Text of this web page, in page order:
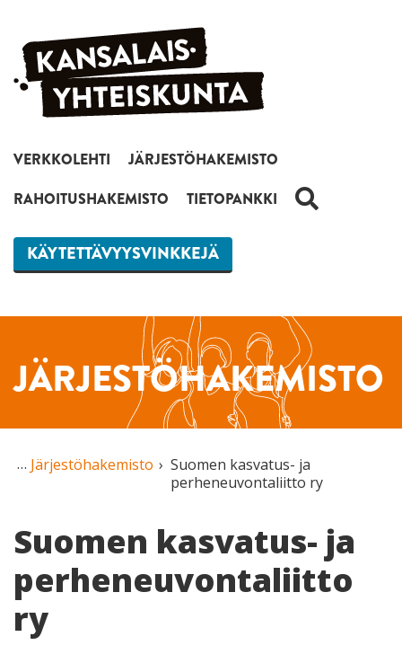
Siirry sisältöön
VERKKOLEHTI
JÄRJESTÖHAKEMISTO
RAHOITUSHAKEMISTO
TIETOPANKKI HAKU
KÄYTETTÄVYYSVINKKEJÄ
JÄRJESTÖHAKEMISTO
Järjestöhakemisto
Suomen kasvatus- ja
perheneuvontaliitto ry
Suomen kasvatus- ja
perheneuvontaliitto
ry